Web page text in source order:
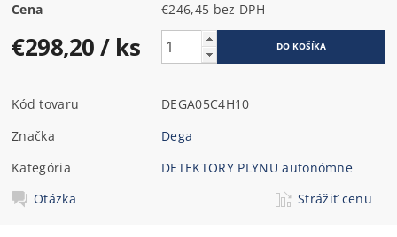
Cena €246,45 bez DPH
€298,20/ ks
Kód tovaru
DEGA05C4H10
Značka
Dega
Kategória
DETEKTORY PLYNU autonómne
Otázka
Strážiť cenu